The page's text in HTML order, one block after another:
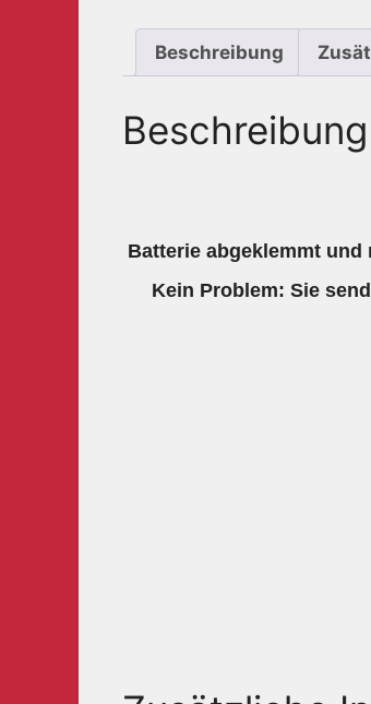
Beschreibung
Beschreibung
Batterie abgeklemmt
Kein Problem: Sie